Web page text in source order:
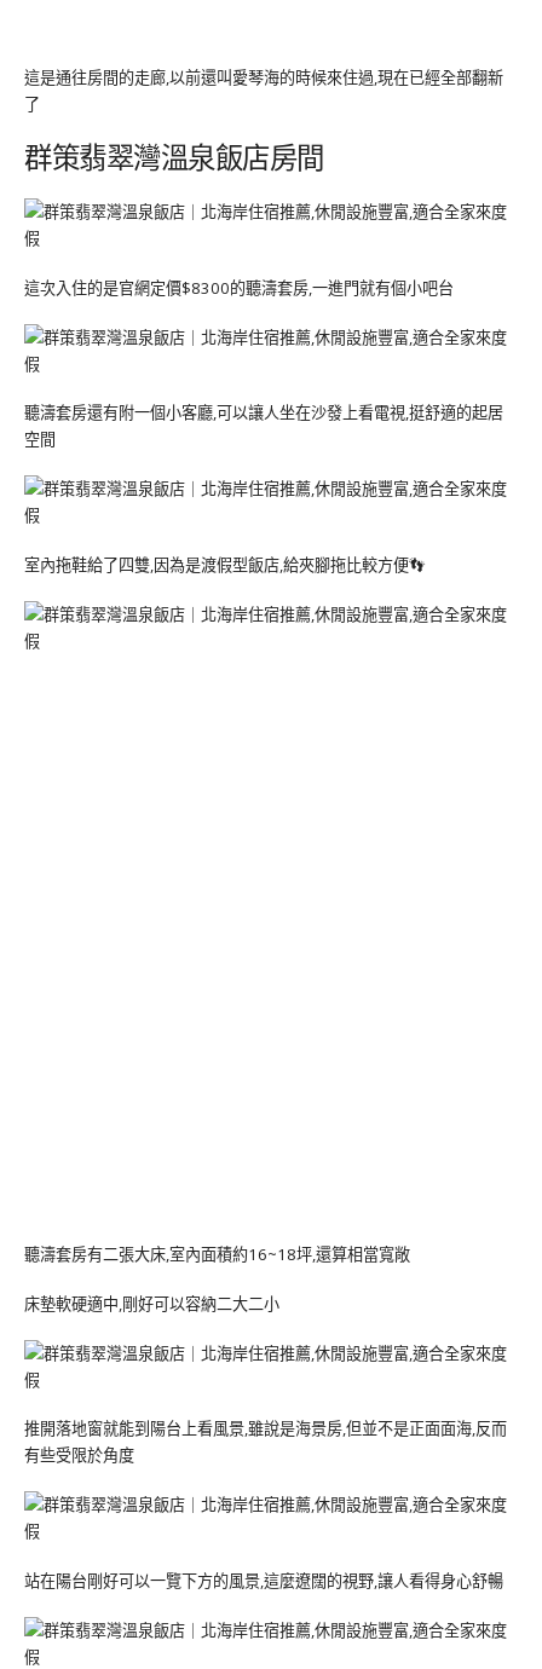
這是通往房間的走廊,以前還叫愛琴海的時候來住過,現在已經全部翻新
了
群策翡翠灣溫泉飯店房間
這次入住的是官網定價$8300的聽濤套房,一進門就有個小吧台
聽濤套房還有附一個小客廳,可以讓人坐在沙發上看電視,挺舒適的起居
空間
室內拖鞋給了四雙,因為是渡假型飯店,給夾腳拖比較方便👣
聽濤套房有二張大床,室內面積約16~18坪,還算相當寬敞
床墊軟硬適中,剛好可以容納二大二小
推開落地窗就能到陽台上看風景,雖說是海景房,但並不是正面面海,反而
有些受限於角度
站在陽台剛好可以一覽下方的風景,這麼遼闊的視野,讓人看得身心舒暢